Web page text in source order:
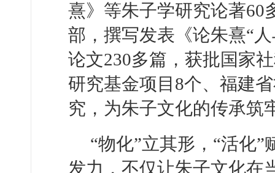
熹》等朱子学研究论著60
部，撰写发表《论朱熹“
论文230多篇，获批国家
研究基金项目8个、福建
究，为朱子文化的传承筑
“物化”立其形，“活化
发力，不仅让朱子文化在